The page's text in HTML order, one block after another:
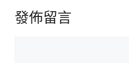
發佈留言